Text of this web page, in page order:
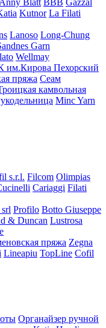
Anny Blatt BBB Gazzal
Kutnor La Filati
Lanoso Long-Chung
Garn
Wellmay
им.Кирова Пехорский
пряжа Сеам
камвольная
Minc Yarn
s.r.l. Filcom Olimpias
Cariaggi Filati
Profilo Botto Giuseppe
& Duncan Lustrosa
пряжа Zegna
Lineapiu TopLine Cofil
Органайзер ручной